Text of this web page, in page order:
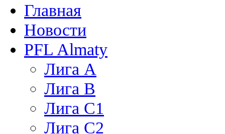
Главная
Новости
PFL Almaty
Лига A
Лига В
Лига С1
Лига С2